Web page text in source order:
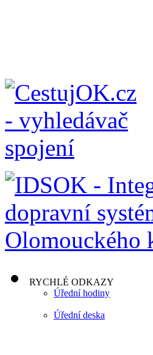
RYCHLÉ ODKAZY
Úřední hodiny
Úřední deska